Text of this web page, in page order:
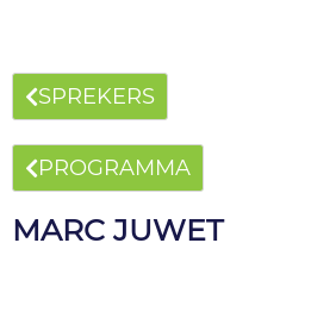
SPREKERS
PROGRAMMA
MARC JUWET